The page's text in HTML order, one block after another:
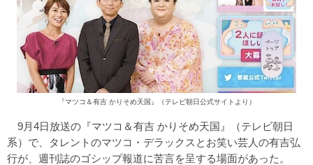
『マツコ＆有吉 かりそめ天国』（テレビ朝日公式サイトより）
9月4日放送の『マツコ＆有吉 かりそめ天国』（テレビ朝日
系）で、タレントのマツコ・デラックスとお笑い芸人の有吉弘
行が、週刊誌のゴシップ報道に苦言を呈する場面があった。